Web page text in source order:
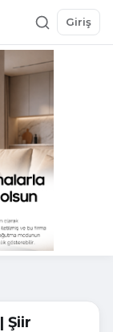
Giriş
Şiir